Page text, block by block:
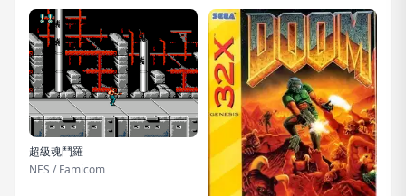
超級魂鬥羅
NES / Famicom